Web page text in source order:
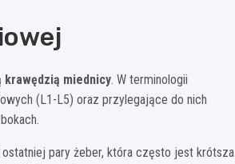
krawędzią miednicy. W terminologii
(L1-L5) oraz przylegające do nich
pary żeber, która często jest krótsza